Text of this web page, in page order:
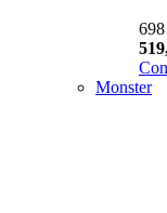
Monster